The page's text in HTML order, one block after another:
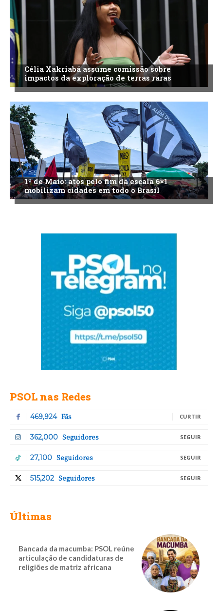
Célia Xakriabá assume comissão sobre
impactos da exploração de terras raras
1º de Maio: atos pelo fim da escala 6×1
mobilizam cidades em todo o Brasil
PSOL nas Redes
469,924 Fãs CURTIR
362,000 Seguidores SEGUIR
27,100 Seguidores SEGUIR
515,202 Seguidores SEGUIR
Últimas
Bancada da macumba: PSOL reúne
articulação de candidaturas de
religiões de matriz africana